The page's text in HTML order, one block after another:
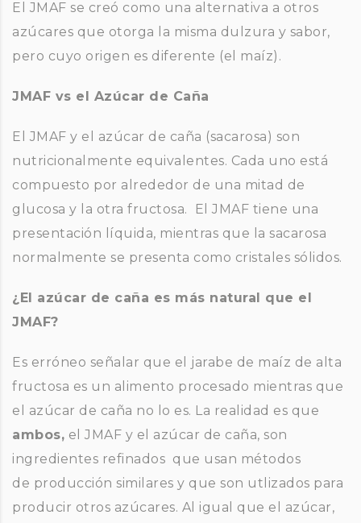
El JMAF se creó como una alternativa a otros
azúcares que otorga la misma dulzura y sabor,
pero cuyo origen es diferente (el maíz).
JMAF vs el Azúcar de Caña
El JMAF y el azúcar de caña (sacarosa) son
nutricionalmente equivalentes. Cada uno está
compuesto por alrededor de una mitad de
glucosa y la otra fructosa. El JMAF tiene una
presentación líquida, mientras que la sacarosa
normalmente se presenta como cristales sólidos.
¿El azúcar de caña es más natural que el
JMAF?
Es erróneo señalar que el jarabe de maíz de alta
fructosa es un alimento procesado mientras que
el azúcar de caña no lo es. La realidad es que
ambos, el JMAF y el azúcar de caña, son
ingredientes refinados que usan métodos
de producción similares y que son utlizados para
producir otros azúcares. Al igual que el azúcar,